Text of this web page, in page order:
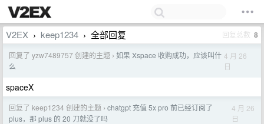
V2EX › keep1234 › 全部回复 回复总数 8
回复了 yzw7489757 创建的主题 › 如果 Xspace 收购成功，应该叫什
么
4 月 26
日
spaceX
回复了 keep1234 创建的主题 › chatgpt 充值 5x pro 前已经订阅了
plus，那 plus 的 20 刀就没了吗
4 月 26
日